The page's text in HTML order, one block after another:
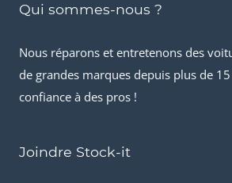
Qui sommes-nous ?
Nous réparons et entretenons des
de grandes marques depuis plus de
confiance à des pros !
Joindre Stock-it